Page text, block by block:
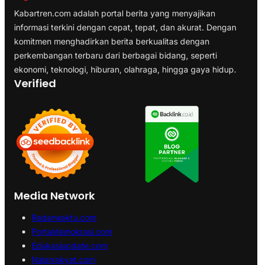
Kabartren.com adalah portal berita yang menyajikan
informasi terkini dengan cepat, tepat, dan akurat. Dengan
komitmen menghadirkan berita berkualitas dengan
perkembangan terbaru dari berbagai bidang, seperti
ekonomi, teknologi, hiburan, olahraga, hingga gaya hidup.
Verified
Media Network
Radarwaktu.com
Portaldemokrasi.com
Edukasiupdate.com
Nalarrakyat.com